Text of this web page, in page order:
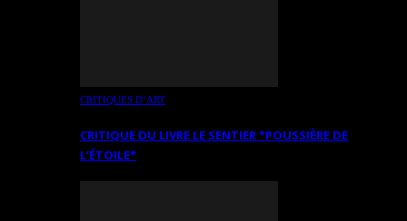
CRITIQUES D’ART
CRITIQUE DU LIVRE LE SENTIER *POUSSIÈRE DE
L’ÉTOILE*